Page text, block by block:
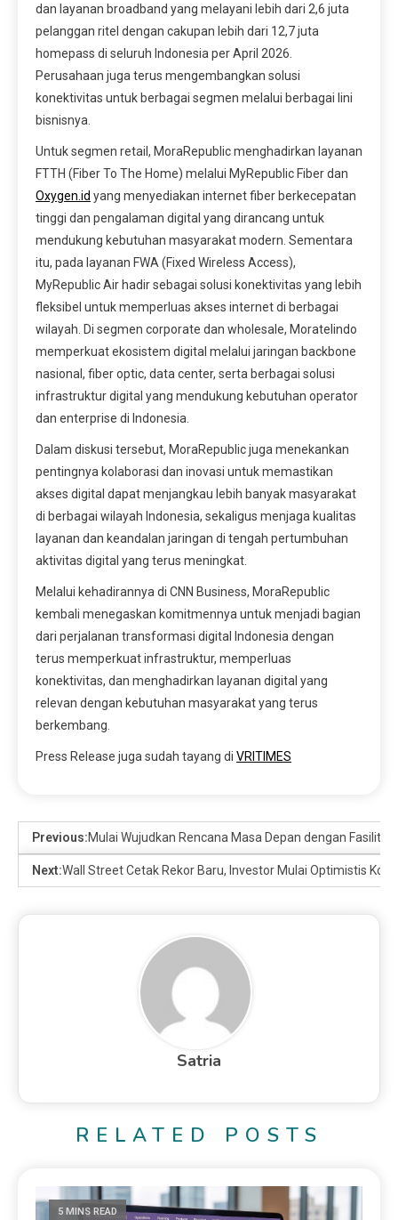
dan layanan broadband yang melayani lebih dari 2,6 juta
pelanggan ritel dengan cakupan lebih dari 12,7 juta
homepass di seluruh Indonesia per April 2026.
Perusahaan juga terus mengembangkan solusi
konektivitas untuk berbagai segmen melalui berbagai lini
bisnisnya.
Untuk segmen retail, MoraRepublic menghadirkan layanan
FTTH (Fiber To The Home) melalui MyRepublic Fiber dan
Oxygen.id yang menyediakan internet fiber berkecepatan
tinggi dan pengalaman digital yang dirancang untuk
mendukung kebutuhan masyarakat modern. Sementara
itu, pada layanan FWA (Fixed Wireless Access),
MyRepublic Air hadir sebagai solusi konektivitas yang lebih
fleksibel untuk memperluas akses internet di berbagai
wilayah. Di segmen corporate dan wholesale, Moratelindo
memperkuat ekosistem digital melalui jaringan backbone
nasional, fiber optic, data center, serta berbagai solusi
infrastruktur digital yang mendukung kebutuhan operator
dan enterprise di Indonesia.
Dalam diskusi tersebut, MoraRepublic juga menekankan
pentingnya kolaborasi dan inovasi untuk memastikan
akses digital dapat menjangkau lebih banyak masyarakat
di berbagai wilayah Indonesia, sekaligus menjaga kualitas
layanan dan keandalan jaringan di tengah pertumbuhan
aktivitas digital yang terus meningkat.
Melalui kehadirannya di CNN Business, MoraRepublic
kembali menegaskan komitmennya untuk menjadi bagian
dari perjalanan transformasi digital Indonesia dengan
terus memperkuat infrastruktur, memperluas
konektivitas, dan menghadirkan layanan digital yang
relevan dengan kebutuhan masyarakat yang terus
berkembang.
Press Release juga sudah tayang di VRITIMES
Previous:Mulai Wujudkan Rencana Masa Depan dengan
Next:Wall Street Cetak Rekor Baru, Investor Mulai Optimistis
Satria
RELATED POSTS
5 MINS READ